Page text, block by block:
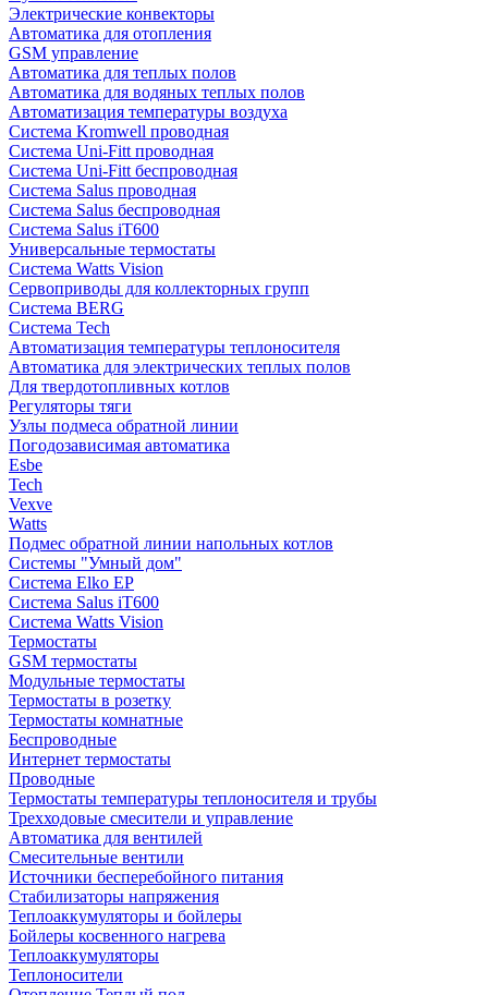
Электрические конвекторы
Автоматика для отопления
GSM управление
Автоматика для теплых полов
Автоматика для водяных теплых полов
Автоматизация температуры воздуха
Система Kromwell проводная
Система Uni-Fitt проводная
Система Uni-Fitt беспроводная
Система Salus проводная
Система Salus беспроводная
Система Salus iT600
Универсальные термостаты
Система Watts Vision
Сервоприводы для коллекторных групп
Система BERG
Система Tech
Автоматизация температуры теплоносителя
Автоматика для электрических теплых полов
Для твердотопливных котлов
Регуляторы тяги
Узлы подмеса обратной линии
Погодозависимая автоматика
Esbe
Tech
Vexve
Watts
Подмес обратной линии напольных котлов
Системы "Умный дом"
Система Elko EP
Система Salus iT600
Система Watts Vision
Термостаты
GSM термостаты
Модульные термостаты
Термостаты в розетку
Термостаты комнатные
Беспроводные
Интернет термостаты
Проводные
Термостаты температуры теплоносителя и трубы
Трехходовые смесители и управление
Автоматика для вентилей
Смесительные вентили
Источники бесперебойного питания
Стабилизаторы напряжения
Теплоаккумуляторы и бойлеры
Бойлеры косвенного нагрева
Теплоаккумуляторы
Теплоносители